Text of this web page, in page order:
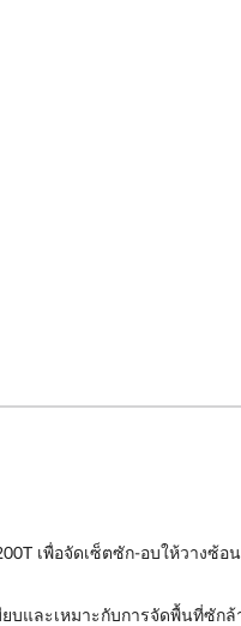
เพื่อจัดเซ็ตซัก-อบให้วางซ้อ
บและเหมาะกับการจัดพื้นที่ซัก